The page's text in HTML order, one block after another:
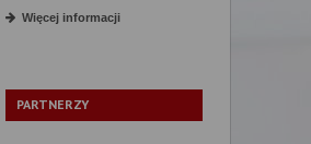
Więcej informacji
PARTNERZY